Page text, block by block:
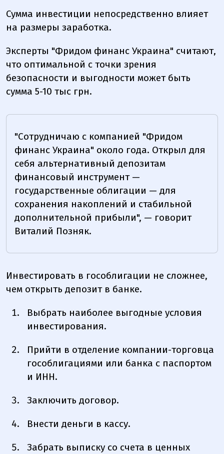
Сумма инвестиции непосредственно влияет
на размеры заработка.
Эксперты "Фридом финанс Украина" считают,
что оптимальной с точки зрения
безопасности и выгодности может быть
сумма 5-10 тыс грн.
"Сотрудничаю с компанией "Фридом
финанс Украина" около года. Открыл для
себя альтернативный депозитам
финансовый инструмент —
государственные облигации — для
сохранения накоплений и стабильной
дополнительной прибыли", — говорит
Виталий Позняк.
Инвестировать в гособлигации не сложнее,
чем открыть депозит в банке.
Выбрать наиболее выгодные условия
инвестирования.
Прийти в отделение компании-торговца
гособлигациями или банка с паспортом
и ИНН.
Заключить договор.
Внести деньги в кассу.
Забрать выписку со счета в ценных